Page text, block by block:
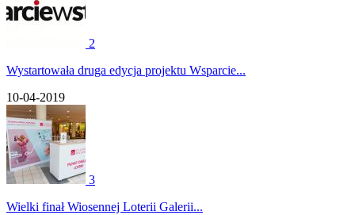
2
Wystartowała druga edycja projektu Wsparcie...
10-04-2019
3
Wielki finał Wiosennej Loterii Galerii...